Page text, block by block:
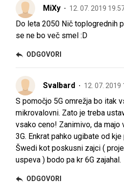
MiXy 12. 07. 2019
Do leta 2050 Nič toplogrednih
se ne bo več smel :D
ODGOVORI
Svalbard 12. 07. 2019
S pomočjo 5G omrežja bo itak
mikrovalovni. Zato je treba
vsako ceno! Zanimivo, da
3G. Enkrat pahko ugibate od
Šwedi kot poskusni zajci (
uspeva ) bodo pa kr 6G zajahal.
ODGOVORI